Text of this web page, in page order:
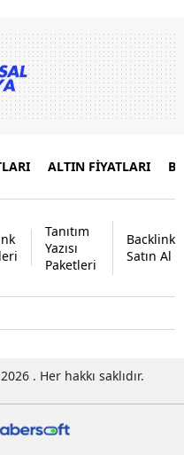
ALTIN FİYATLARI
Tanıtım
Yazısı
Paketleri
Backlink
Satın Al
. Her hakkı saklıdır.